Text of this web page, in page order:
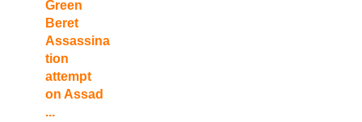
Green
Beret
Assassina
tion
attempt
on Assad
...